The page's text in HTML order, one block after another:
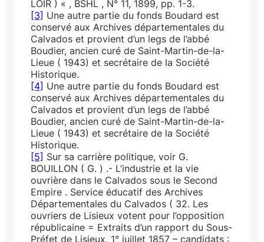
LOIR ) « , BSHL , N° 11, 1899, pp. 1-3.
[3] Une autre partie du fonds Boudard est
conservé aux Archives départementales du
Calvados et provient d’un legs de l’abbé
Boudier, ancien curé de Saint-Martin-de-la-
Lieue ( 1943) et secrétaire de la Société
Historique.
[4] Une autre partie du fonds Boudard est
conservé aux Archives départementales du
Calvados et provient d’un legs de l’abbé
Boudier, ancien curé de Saint-Martin-de-la-
Lieue ( 1943) et secrétaire de la Société
Historique.
[5] Sur sa carrière politique, voir G.
BOUILLON ( G. ) .- L’industrie et la vie
ouvrière dans le Calvados sous le Se­cond
Empire . Service éducatif des Archives
Départementales du Calvados ( 32. Les
ouvriers de Lisieux votent pour l’opposition
républicaine = Extraits d’un rapport du Sous-
Préfet de Lisieux, 1° juillet 1857 – candidats :